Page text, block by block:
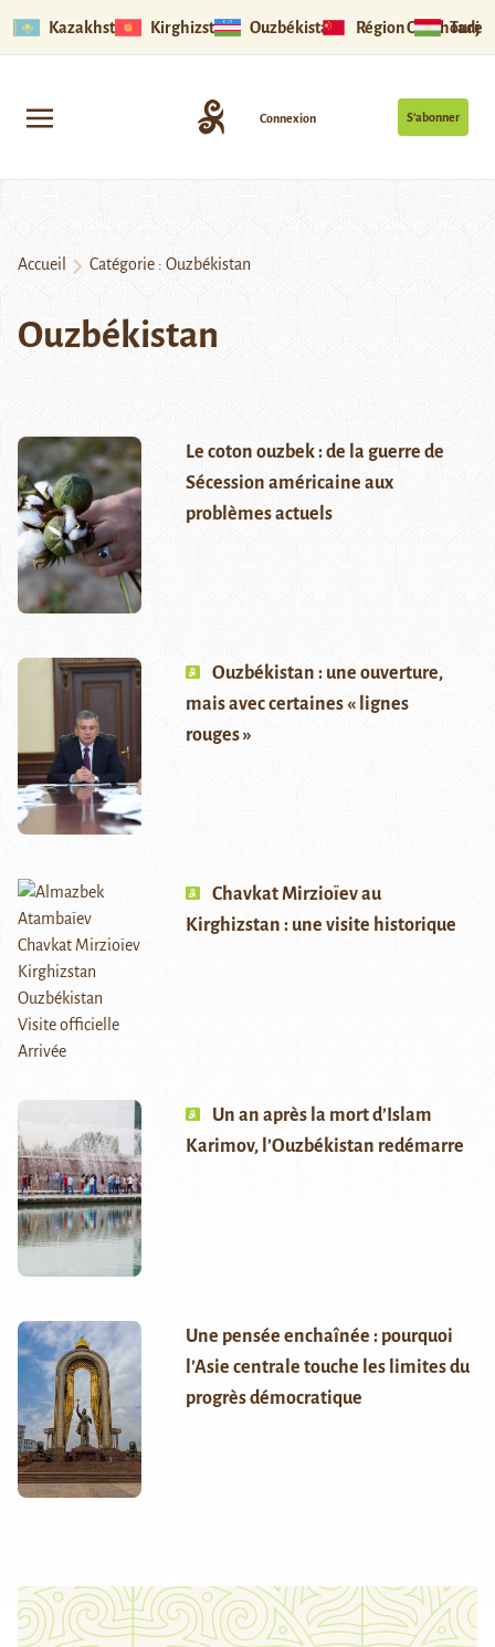
Kazakhstan Kirghizstan Ouzbékistan Région Ouïghoure
S’abonner
Connexion
Accueil Catégorie : Ouzbékistan
Ouzbékistan
Le coton ouzbek : de la guerre de
Sécession américaine aux
problèmes actuels
Ouzbékistan : une ouverture,
mais avec certaines « lignes
rouges »
Chavkat Mirzioïev au
Kirghizstan : une visite historique
Un an après la mort d’Islam
Karimov, l’Ouzbékistan redémarre
Une pensée enchaînée : pourquoi
l’Asie centrale touche les limites du
progrès démocratique